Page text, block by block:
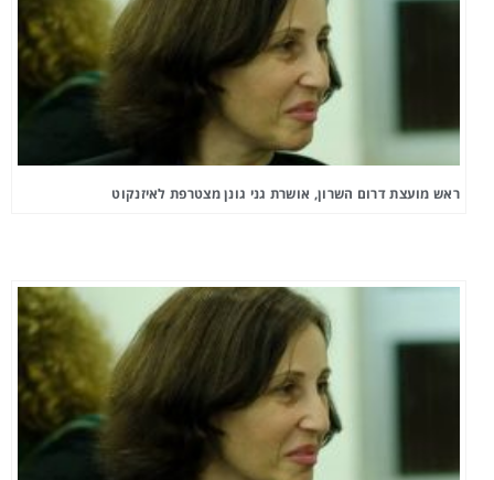
ראש מועצת דרום השרון, אושרת גני גונן מצטרפת לאיזנקוט